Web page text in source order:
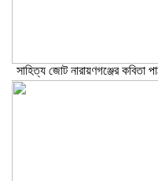
সাহিত্য জোট নারায়ণগঞ্জের কবিতা